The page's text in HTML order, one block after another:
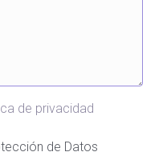
de privacidad
de Datos